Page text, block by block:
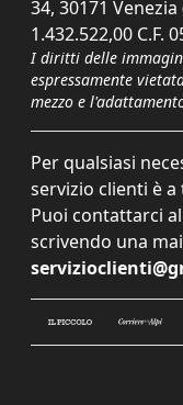
34, 30171 Venezia
1.432.522,00 C.F.
I diritti delle
espressamente
mezzo e
Per qualsiasi
servizio clienti è
Puoi contattarci
scrivendo una